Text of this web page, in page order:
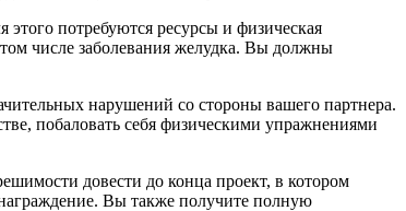
потребуются ресурсы и физическая
числе заболевания желудка. Вы должны
нарушений со стороны вашего партнера.
побаловать себя физическими упражнениями
довести до конца проект, в котором
Вы также получите полную